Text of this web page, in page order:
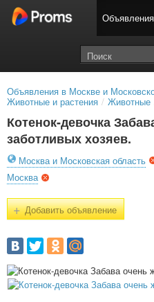
Объявления
Объявления в Москве и
Животные и растения / Животные
Котенок-девочка
заботливых хозяев.
Москва и Московская область
Москва
+Добавить объявление